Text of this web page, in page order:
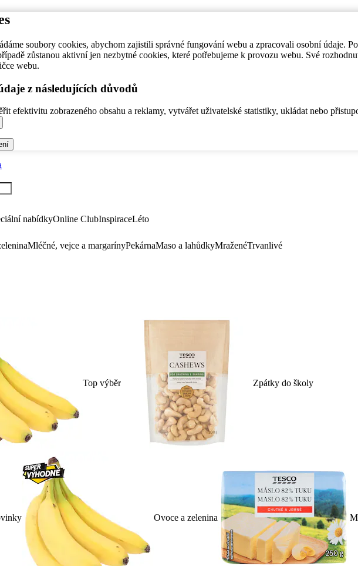
soubory cookies, abychom zajistili správné fungování webu a zpracovali osobní údaje.
zůstanou aktivní jen nezbytné cookies, které potřebujeme k provozu webu. Své
webu.
z následujících důvodů
efektivitu zobrazeného obsahu a reklamy, vytvářet uživatelské statistiky, ukládat nebo
nabídkyOnline ClubInspiraceLéto
Mléčné, vejce a margarínyPekárnaMaso a lahůdkyMraženéTrvanlivé
Top výběr Zpátky do školy
Ovoce a zelenina